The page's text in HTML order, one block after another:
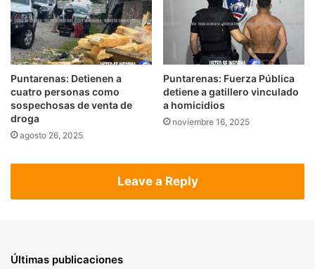
Puntarenas: Detienen a
cuatro personas como
sospechosas de venta de
droga
agosto 26, 2025
Puntarenas: Fuerza Pública
detiene a gatillero vinculado
a homicidios
noviembre 16, 2025
Leave a Reply
Últimas publicaciones